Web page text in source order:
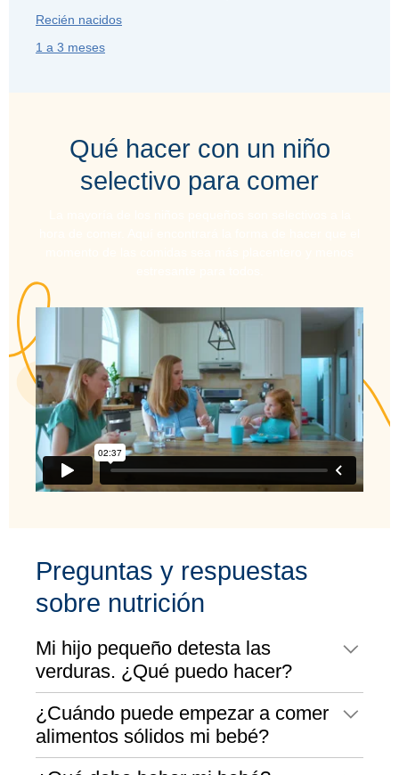
Recién nacidos
1 a 3 meses
Qué hacer con un niño
selectivo para comer
Preguntas y respuestas
sobre nutrición
Mi hijo pequeño detesta las
verduras. ¿Qué puedo hacer?
¿Cuándo puede empezar a comer
alimentos sólidos mi bebé?